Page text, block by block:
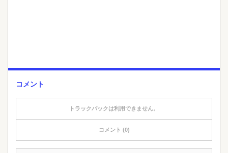
コメント
トラックバックは利用できません。
コメント (0)